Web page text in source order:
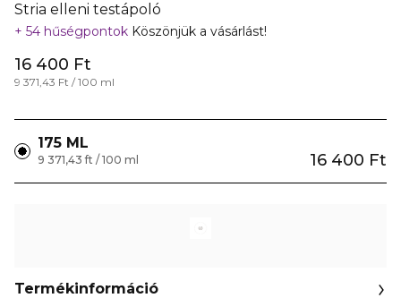
Stria elleni testápoló
54 hűségpontok Köszönjük a vásárlást!
16 400 Ft
9 371,43 Ft / 100 ml
175 ML
16 400 Ft
9 371,43 ft / 100 ml
Termékinformáció